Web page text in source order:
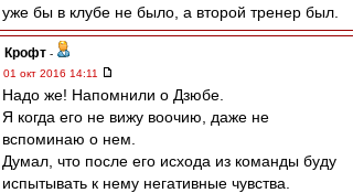
уже бы в клубе не было, а второй тренер был.
Крофт -
01 окт 2016 14:11
Надо же! Напомнили о Дзюбе.
Я когда его не вижу воочию, даже не
вспоминаю о нем.
Думал, что после его исхода из команды буду
испытывать к нему негативные чувства.